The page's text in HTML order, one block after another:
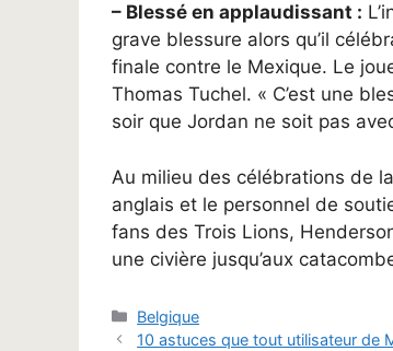
– Blessé en applaudissant :
grave blessure alors qu’il
finale contre le Mexique. Le
Thomas Tuchel. « C’est une
soir que Jordan ne soit pas
Au milieu des célébrations de
anglais et le personnel de
fans des Trois Lions,
une civière jusqu’aux
Catégories
Belgique
10 astuces que tout utilisateur de